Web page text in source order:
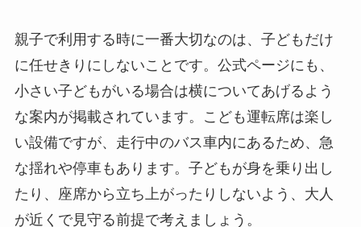
親子で利用する時に一番大切なのは、子どもだけ
に任せきりにしないことです。公式ページにも、
小さい子どもがいる場合は横についてあげるよう
な案内が掲載されています。こども運転席は楽し
い設備ですが、走行中のバス車内にあるため、急
な揺れや停車もあります。子どもが身を乗り出し
たり、座席から立ち上がったりしないよう、大人
が近くで見守る前提で考えましょう。